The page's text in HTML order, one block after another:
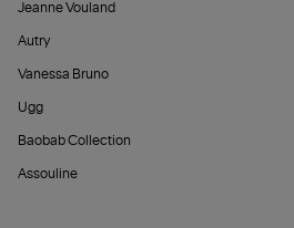
Jeanne Vouland
Autry
Vanessa Bruno
Ugg
Baobab Collection
Assouline